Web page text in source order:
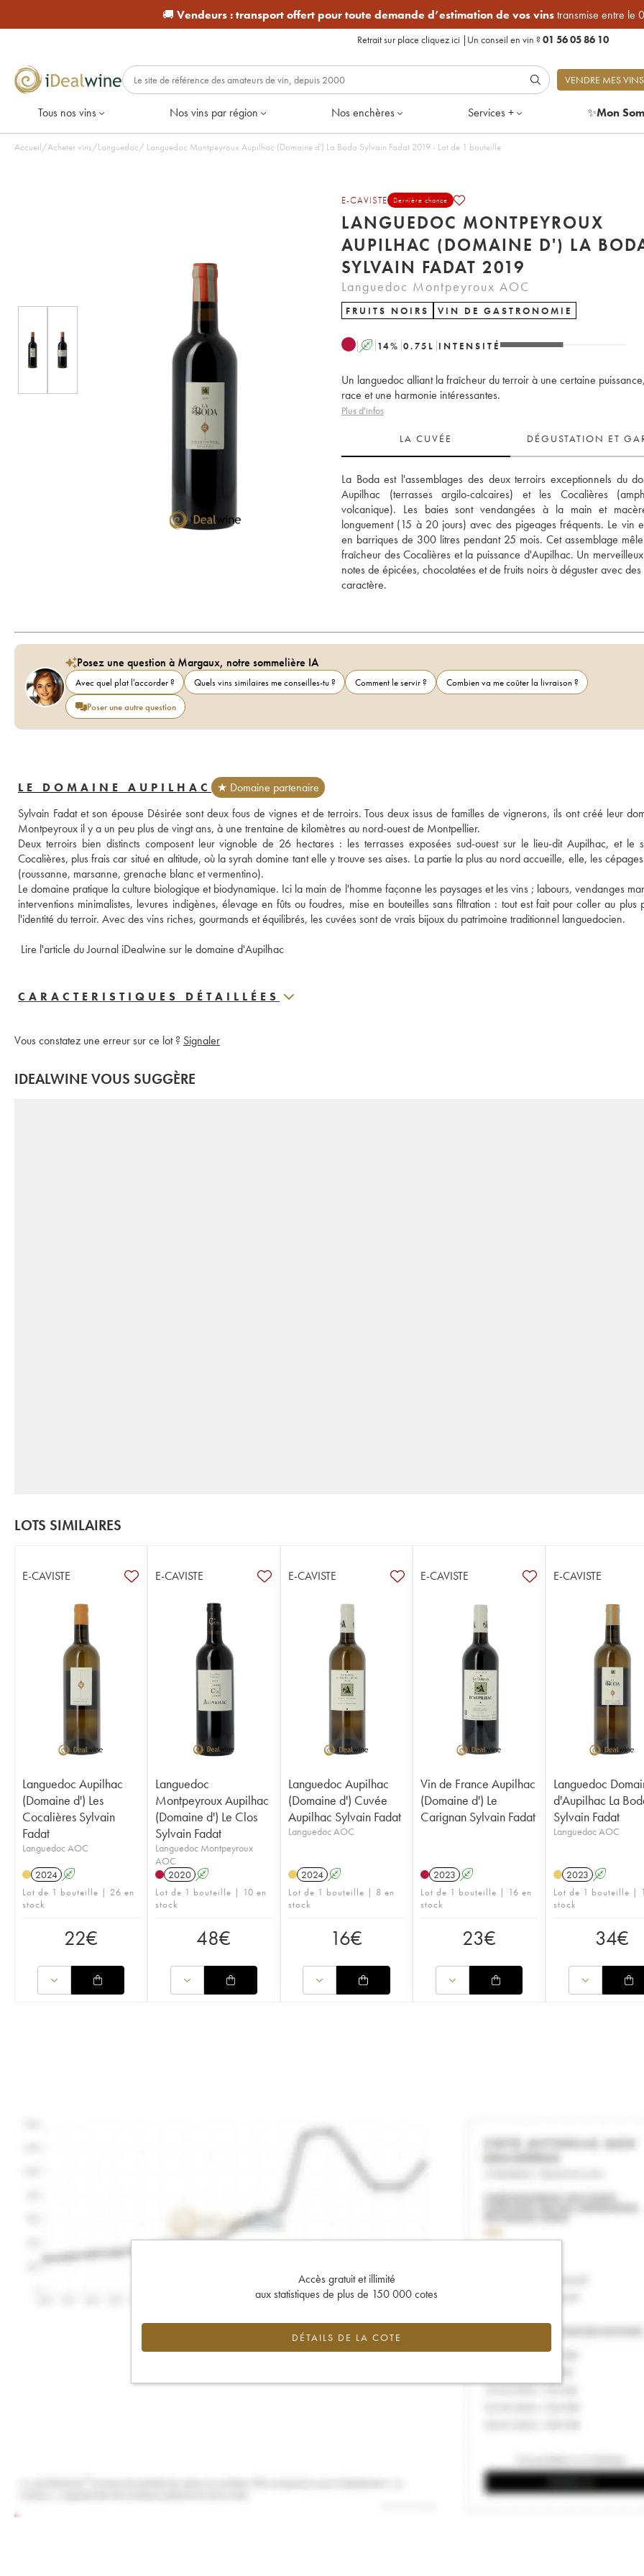
🚚 Vendeurs :transport offert pour toute demande d’estimation de vos vinstransmise entre le
Retrait sur place cliquez ici | Un conseil en vin ?01 56 05 86 10
VENDRE MES VINS
Tous nos vins Nos vins par région Nos enchères Services + ✨Mon
Accueil/Acheter vins/Languedoc/ Languedoc Montpeyroux Aupilhac (Domaine d') La Boda Sylvain Fadat 2019 - Lot de 1 bouteille
E-CAVISTE Dernière chance
LANGUEDOC MONTPEYROUX
AUPILHAC (DOMAINE D') LA
SYLVAIN FADAT 2019
Languedoc Montpeyroux AOC
FRUITS NOIRS VIN DE GASTRONOMIE
A 14% 0.75 L INTENSITÉ
Un languedoc alliant la fraîcheur du terroir à une certaine
race et une harmonie intéressantes.
Plus d'infos
LA CUVÉE DÉGUSTATION ET
La Boda est l'assemblages des deux terroirs exceptionnels du
Aupilhac (terrasses argilo-calcaires) et les Cocalières
volcanique). Les baies sont vendangées à la main et
longuement (15 à 20 jours) avec des pigeages fréquents. Le vin
en barriques de 300 litres pendant 25 mois. Cet assemblage
fraîcheur des Cocalières et la puissance d'Aupilhac. Un
notes de épicées, chocolatées et de fruits noirs à déguster avec des
caractère.
Posez une question à Margaux, notre sommelière IA
Avec quel plat l'accorder ? Quels vins similaires me conseilles-tu ? Comment le servir ?
Combien va me coûter la livraison ?
Poser une autre question
LE DOMAINE AUPILHAC
★ Domaine partenaire
Sylvain Fadat et son épouse Désirée sont deux fous de vignes et de terroirs. Tous deux issus de familles de vignerons, ils ont créé leur
Montpeyroux il y a un peu plus de vingt ans, à une trentaine de kilomètres au nord-ouest de Montpellier.
Deux terroirs bien distincts composent leur vignoble de 26 hectares : les terrasses exposées sud-ouest sur le lieu-dit Aupilhac, et le
Cocalières, plus frais car situé en altitude, où la syrah domine tant elle y trouve ses aises. La partie la plus au nord accueille, elle, les
(roussanne, marsanne, grenache blanc et vermentino).
Le domaine pratique la culture biologique et biodynamique. Ici la main de l'homme façonne les paysages et les vins ; labours, vendanges
interventions minimalistes, levures indigènes, élevage en fûts ou foudres, mise en bouteilles sans filtration : tout est fait pour coller au plus
l'identité du terroir. Avec des vins riches, gourmands et équilibrés, les cuvées sont de vrais bijoux du patrimoine traditionnel languedocien.
Lire l'article du Journal iDealwine sur le domaine d'Aupilhac
CARACTERISTIQUES DÉTAILLÉES
Vous constatez une erreur sur ce lot ? Signaler
IDEALWINE VOUS SUGGÈRE
LOTS SIMILAIRES
E-CAVISTE
Languedoc Aupilhac
(Domaine d') Les
Cocalières Sylvain
Fadat
Languedoc AOC
2024 A
Lot de 1 bouteille | 26 en
stock
22€
E-CAVISTE
Languedoc
Montpeyroux Aupilhac
(Domaine d') Le Clos
Sylvain Fadat
Languedoc Montpeyroux
AOC
2020 A
Lot de 1 bouteille | 10 en
stock
48€
E-CAVISTE
Languedoc Aupilhac
(Domaine d') Cuvée
Aupilhac Sylvain Fadat
Languedoc AOC
2024 A
Lot de 1 bouteille | 8 en
stock
16€
E-CAVISTE
Vin de France Aupilhac
(Domaine d') Le
Carignan Sylvain Fadat
2023 A
Lot de 1 bouteille | 16 en
stock
23€
E-CAVISTE
Languedoc
d'Aupilhac La
Sylvain Fadat
Languedoc AOC
2023 A
Lot de 1 bouteille |
stock
34€
Accès gratuit et illimité
aux statistiques de plus de 150 000 cotes
DÉTAILS DE LA COTE